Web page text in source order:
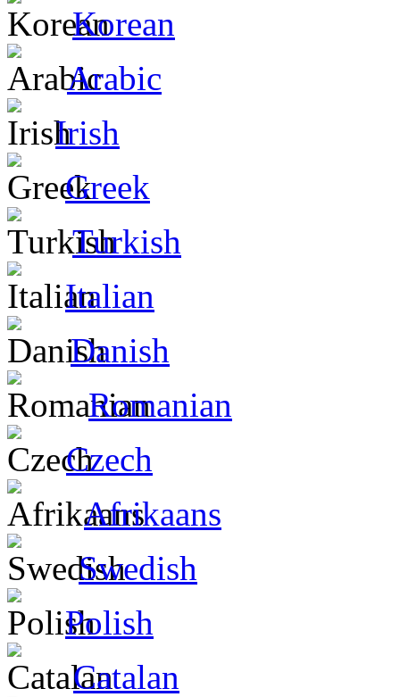
Korean
Arabic
Irish
Greek
Turkish
Italian
Danish
Romanian
Czech
Afrikaans
Swedish
Polish
Catalan